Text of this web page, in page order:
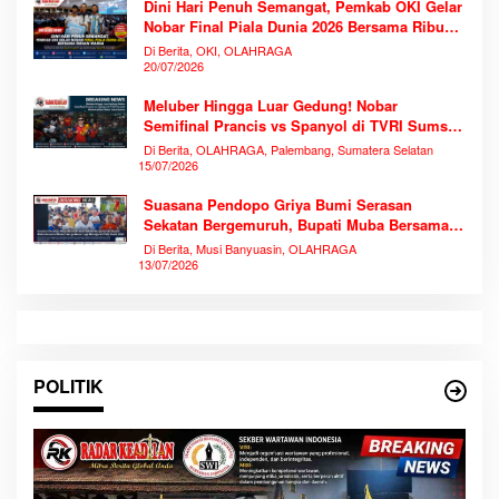
Dini Hari Penuh Semangat, Pemkab OKI Gelar
Nobar Final Piala Dunia 2026 Bersama Ribuan
Warga
Di Berita, OKI, OLAHRAGA
20/07/2026
Meluber Hingga Luar Gedung! Nobar
Semifinal Prancis vs Spanyol di TVRI Sumsel
Memecahkan Rekor Antusiasme
Di Berita, OLAHRAGA, Palembang, Sumatera Selatan
15/07/2026
Suasana Pendopo Griya Bumi Serasan
Sekatan Bergemuruh, Bupati Muba Bersama
Ribuan Warga Nobar Laga Bersejarah Piala
Dunia 2026
Di Berita, Musi Banyuasin, OLAHRAGA
13/07/2026
POLITIK